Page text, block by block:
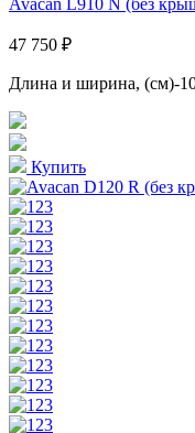
47 750 ₽
Длина и ширина, (см)-
Купить